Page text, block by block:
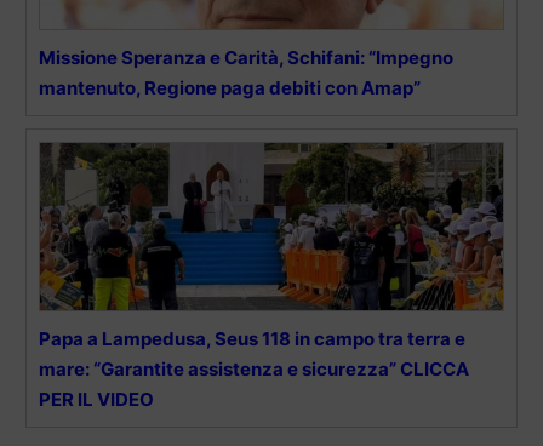
Missione Speranza e Carità, Schifani: “Impegno
mantenuto, Regione paga debiti con Amap”
Papa a Lampedusa, Seus 118 in campo tra terra e
mare: “Garantite assistenza e sicurezza” CLICCA
PER IL VIDEO